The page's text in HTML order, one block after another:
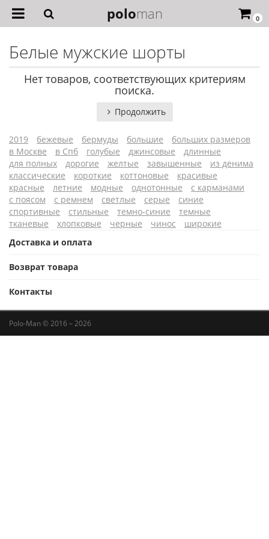
0
poloman
Белые мужские шорты
Нет товаров, соответствующих критериям
поиска.
Продолжить
2019 бежевые бермуды большие
больших размеров
в Москве
в Спб голубые джинсовые
длинные
для полных
дорогие желтые завышенные
из денима
классические
короткие коттоновые
красивые
красные
летние модные однотонные
с карманами
с поясом
с ремнем светлые серые
синие
спортивные
стильные темно-синие
темные
тканевые
хлопковые черные чинос
широкие
Доставка и оплата
Возврат товара
Контакты
Polo-Man © 2016 – 2026